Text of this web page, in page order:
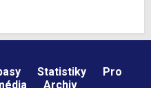
Statistiky
Pro
Archiv